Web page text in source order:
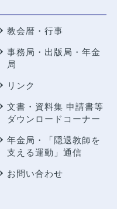
教会暦・行事
事務局・出版局・年金
局
リンク
文書・資料集 申請書等
ダウンロードコーナー
年金局・
「隠退教師を
支える運動」通信
お問い合わせ